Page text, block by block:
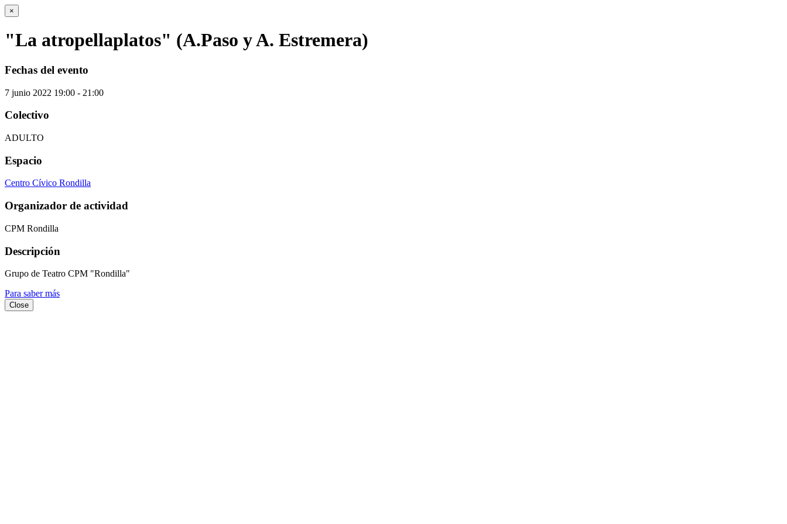
×
"La atropellaplatos" (A.Paso y A. Estremera)
Fechas del evento
7 junio 2022 19:00 - 21:00
Colectivo
ADULTO
Espacio
Centro Cívico Rondilla
Organizador de actividad
CPM Rondilla
Descripción
Grupo de Teatro CPM "Rondilla"
Para saber más
Close